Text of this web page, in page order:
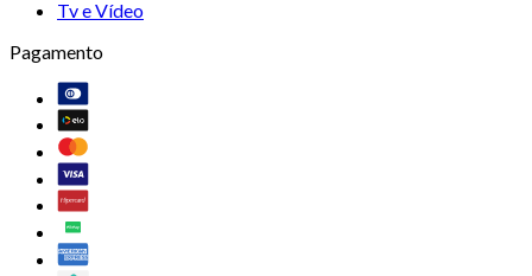
Tv e Vídeo
Pagamento